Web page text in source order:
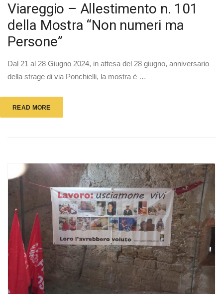
Viareggio – Allestimento n. 101
della Mostra “Non numeri ma
Persone”
Dal 21 al 28 Giugno 2024, in attesa del 28 giugno, anniversario
della strage di via Ponchielli, la mostra è …
READ MORE